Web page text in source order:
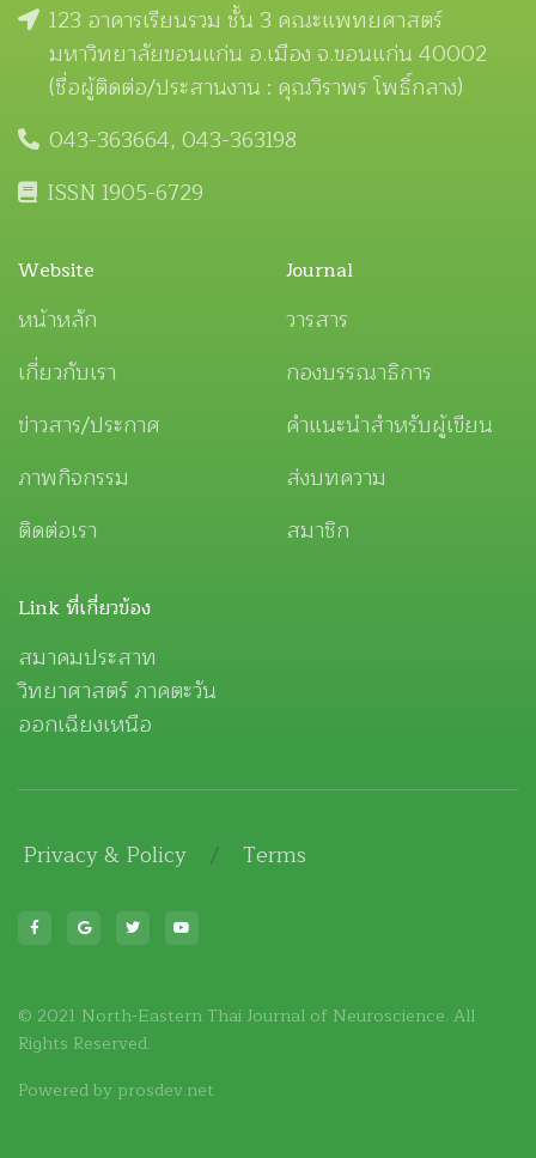
123 อาคารเรียนรวม ชั้น 3 คณะแพทยศาสตร์
มหาวิทยาลัยขอนแก่น อ.เมือง จ.ขอนแก่น 40002
(ชื่อผู้ติดต่อ/ประสานงาน : คุณวิราพร โพธิ์กลาง)
043-363664, 043-363198
ISSN 1905-6729
Website
หน้าหลัก
เกี่ยวกับเรา
ข่าวสาร/ประกาศ
ภาพกิจกรรม
ติดต่อเรา
Journal
วารสาร
กองบรรณาธิการ
คำแนะนำสำหรับผู้เขียน
ส่งบทความ
สมาชิก
Link ที่เกี่ยวข้อง
สมาคมประสาท
วิทยาศาสตร์ ภาคตะวัน
ออกเฉียงเหนือ
Privacy & Policy / Terms
© 2021 North-Eastern Thai Journal of Neuroscience. All
Rights Reserved.
Powered by prosdev.net